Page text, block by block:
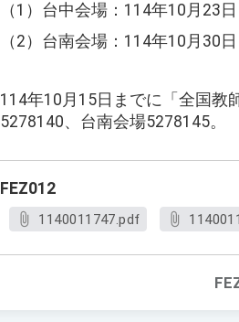
（1）台中会場：114年10月23
（2）台南会場：114年10月30
114年10月15日までに「全国教
5278140、台南会場5278145。
FEZ012
1140011747.pdf